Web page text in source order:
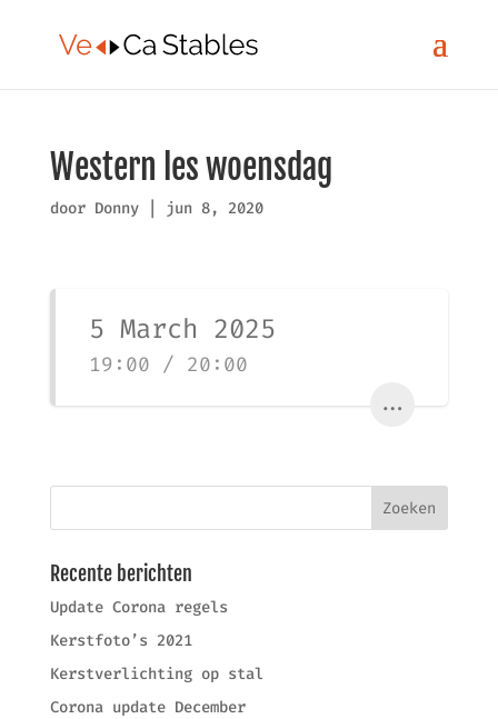
Western les woensdag
door Donny| jun 8, 2020
5 March 2025
19:00 / 20:00
...
Recente berichten
Update Corona regels
Kerstfoto’s 2021
Kerstverlichting op stal
Corona update December